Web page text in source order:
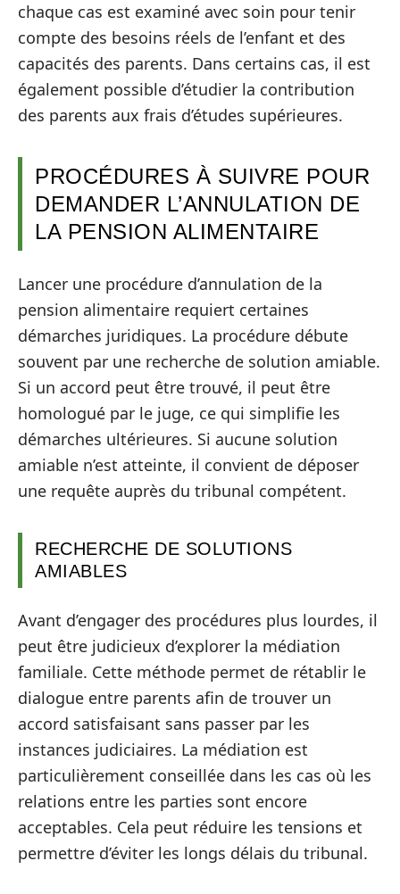
chaque cas est examiné avec soin pour tenir
compte des besoins réels de l’enfant et des
capacités des parents. Dans certains cas, il est
également possible d’étudier la contribution
des parents aux frais d’études supérieures.
PROCÉDURES À SUIVRE POUR
DEMANDER L’ANNULATION DE
LA PENSION ALIMENTAIRE
Lancer une procédure d’annulation de la
pension alimentaire requiert certaines
démarches juridiques. La procédure débute
souvent par une recherche de solution amiable.
Si un accord peut être trouvé, il peut être
homologué par le juge, ce qui simplifie les
démarches ultérieures. Si aucune solution
amiable n’est atteinte, il convient de déposer
une requête auprès du tribunal compétent.
RECHERCHE DE SOLUTIONS
AMIABLES
Avant d’engager des procédures plus lourdes, il
peut être judicieux d’explorer la médiation
familiale. Cette méthode permet de rétablir le
dialogue entre parents afin de trouver un
accord satisfaisant sans passer par les
instances judiciaires. La médiation est
particulièrement conseillée dans les cas où les
relations entre les parties sont encore
acceptables. Cela peut réduire les tensions et
permettre d’éviter les longs délais du tribunal.